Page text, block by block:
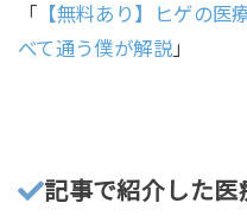
「 【無料あり】ヒゲの医
べて通う僕が解説 」
記事で紹介した医